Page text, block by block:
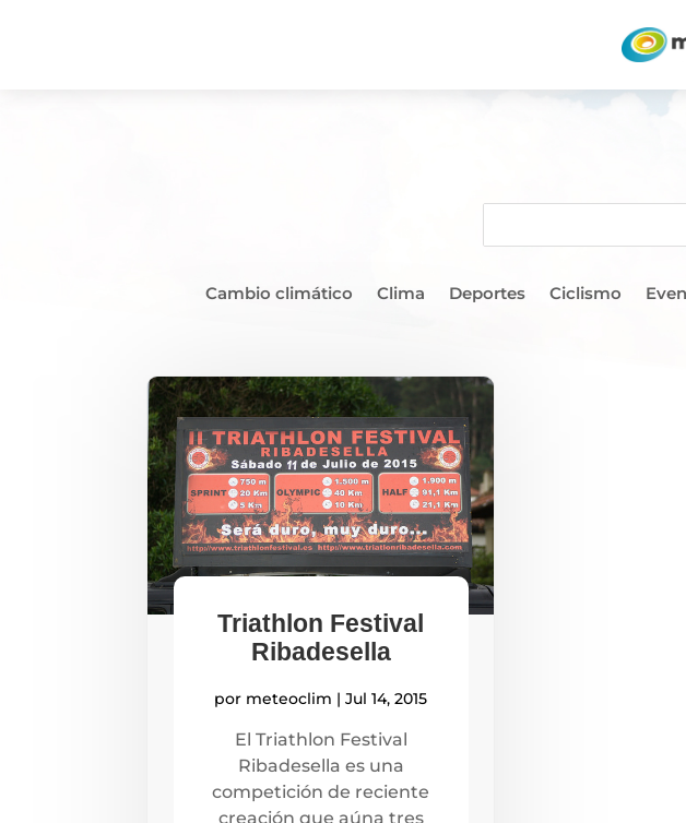
Cambio climático Clima Deportes Ciclismo
Triathlon Festival
Ribadesella
por meteoclim |Jul 14, 2015
El Triathlon Festival
Ribadesella es una
competición de reciente
creación que aúna tres